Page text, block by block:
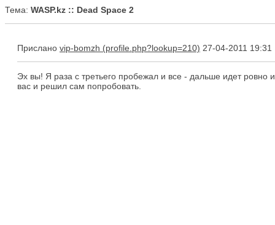
Тема: WASP.kz :: Dead Space 2
Прислано vip-bomzh 27-04-2011 19:31
Эх вы! Я раза с третьего пробежал и все - дальше идет ровно
вас и решил сам попробовать.